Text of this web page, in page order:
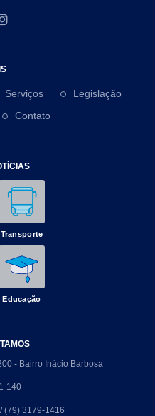
Serviços
Legislação
Contato
Transporte
Educação
- Bairro Inácio Barbosa
140
(79) 3179-1416